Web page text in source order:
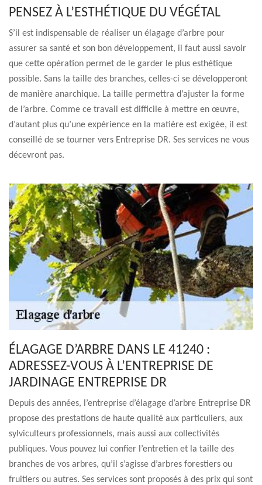
PENSEZ À L’ESTHÉTIQUE DU VÉGÉTAL
S’il est indispensable de réaliser un élagage d’arbre pour
assurer sa santé et son bon développement, il faut aussi savoir
que cette opération permet de le garder le plus esthétique
possible. Sans la taille des branches, celles-ci se développeront
de manière anarchique. La taille permettra d’ajuster la forme
de l’arbre. Comme ce travail est difficile à mettre en œuvre,
d’autant plus qu’une expérience en la matière est exigée, il est
conseillé de se tourner vers Entreprise DR. Ses services ne vous
décevront pas.
ÉLAGAGE D’ARBRE DANS LE 41240 :
ADRESSEZ-VOUS À L’ENTREPRISE DE
JARDINAGE ENTREPRISE DR
Depuis des années, l’entreprise d’élagage d’arbre Entreprise DR
propose des prestations de haute qualité aux particuliers, aux
sylviculteurs professionnels, mais aussi aux collectivités
publiques. Vous pouvez lui confier l’entretien et la taille des
branches de vos arbres, qu’il s’agisse d’arbres forestiers ou
fruitiers ou autres. Ses services sont proposés à des prix qui sont